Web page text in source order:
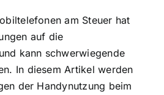
am Steuer hat
auf die
kann schwerwiegende
In diesem Artikel werden
der Handynutzung beim